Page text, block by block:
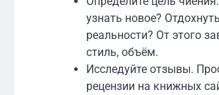
узнать новое?
реальности? От этого
стиль, объём.
Исследуйте отзывы.
рецензии на книжных